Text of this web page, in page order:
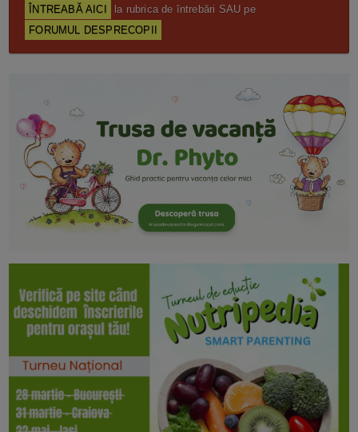
ÎNTREABĂ AICI
la rubrica de întrebări SAU pe
FORUMUL DESPRECOPII